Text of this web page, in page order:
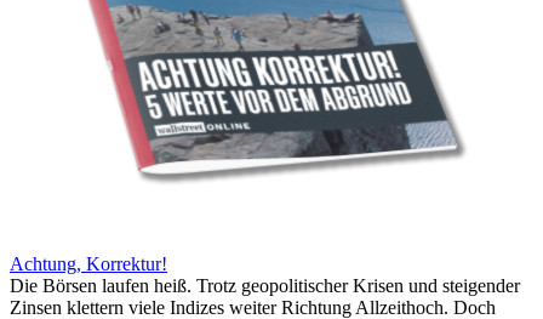
Achtung, Korrektur!
Die Börsen laufen heiß. Trotz geopolitischer Krisen und steigender
Zinsen klettern viele Indizes weiter Richtung Allzeithoch. Doch